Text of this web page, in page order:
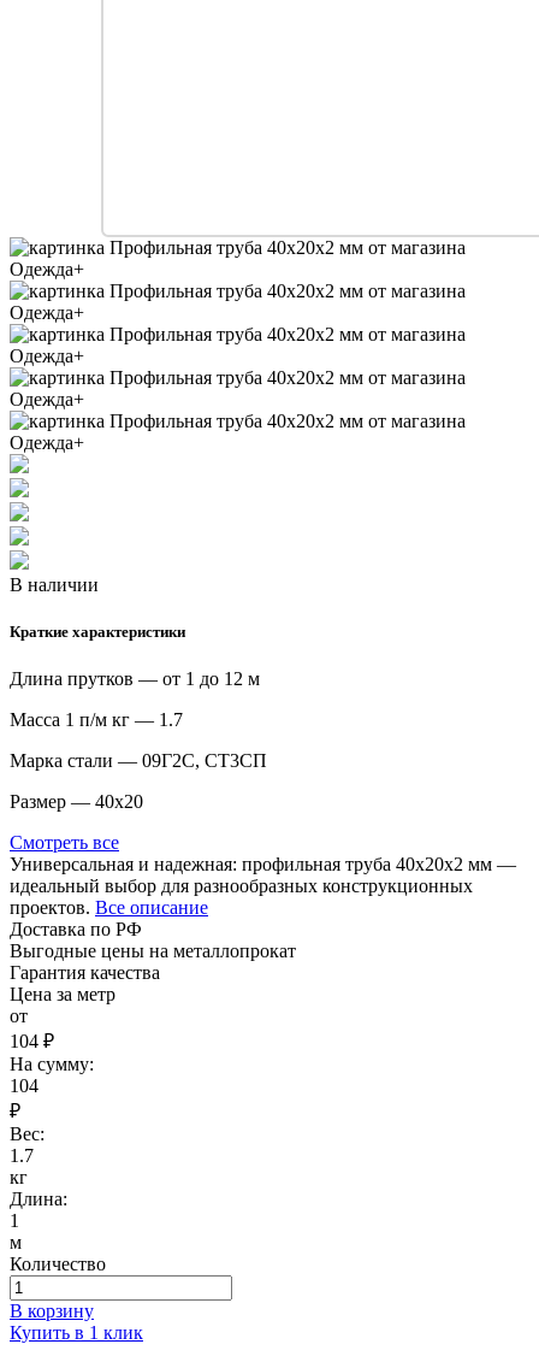
В наличии
Краткие характеристики
Длина прутков — от 1 до 12 м
Масса 1 п/м кг — 1.7
Марка стали — 09Г2С, СТ3СП
Размер — 40х20
Смотреть все
Универсальная и надежная: профильная труба 40х20х2 мм —
идеальный выбор для разнообразных конструкционных
проектов. Все описание
Доставка по РФ
Выгодные цены на металлопрокат
Гарантия качества
Цена за метр
от
104 ₽
На сумму:
104
₽
Вес:
1.7
кг
Длина:
1
м
Количество
В корзину
Купить в 1 клик